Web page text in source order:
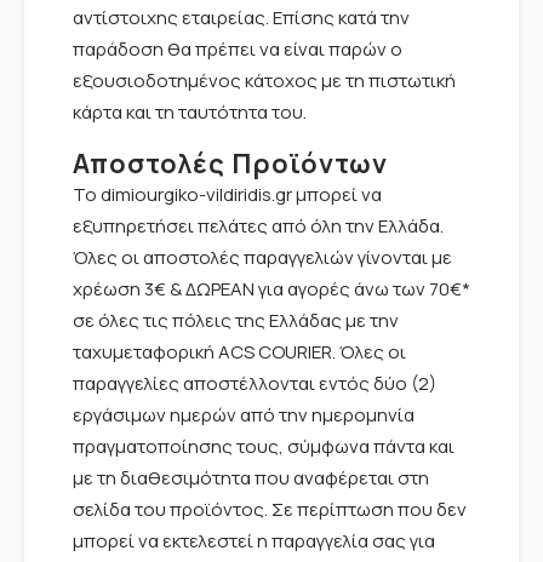
αντίστοιχης εταιρείας. Επίσης κατά την
παράδοση θα πρέπει να είναι παρών ο
εξουσιοδοτημένος κάτοχος με τη πιστωτική
κάρτα και τη ταυτότητα του.
Αποστολές Προϊόντων
Το dimiourgiko-vildiridis.gr μπορεί να
εξυπηρετήσει πελάτες από όλη την Ελλάδα.
Όλες οι αποστολές παραγγελιών γίνονται με
χρέωση 3€ & ΔΩΡΕΑΝ για αγορές άνω των 70€*
σε όλες τις πόλεις της Ελλάδας με την
ταχυμεταφορική ACS COURIER. Όλες οι
παραγγελίες αποστέλλονται εντός δύο (2)
εργάσιμων ημερών από την ημερομηνία
πραγματοποίησης τους, σύμφωνα πάντα και
με τη διαθεσιμότητα που αναφέρεται στη
σελίδα του προϊόντος. Σε περίπτωση που δεν
μπορεί να εκτελεστεί η παραγγελία σας για